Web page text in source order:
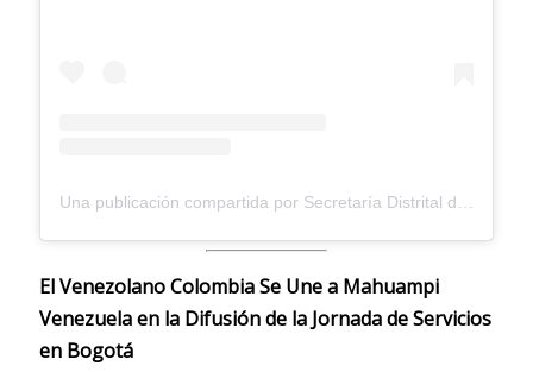
El Venezolano Colombia Se Une a Mahuampi
Venezuela en la Difusión de la Jornada de Servicios
en Bogotá